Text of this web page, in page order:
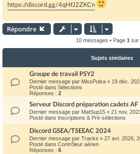
a
g
https://discord.gg/4qHfJ2ZKCn
Répondre
10 messages • Page 1 sur
Sujets similaires
Groupe de travail PSY2
Dernier message par MissPulsa « 19 déc.
Posté dans Sélections
Réponses : 2
Serveur Discord préparation cadets AF
Dernier message par MatSup15 « 21 nov.
Posté dans Inscriptions & Pré-sélections
Discord GSEA/TSEEAC 2024
Dernier message par Tracks « 27 avr. 2026,
Posté dans Contrôleur aérien
Réponses : 6